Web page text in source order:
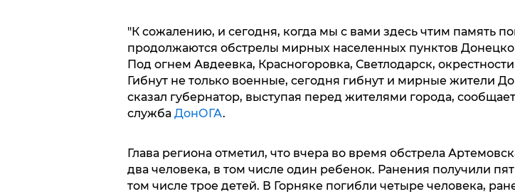
"К сожалению, и сегодня, когда мы с вами здесь чтим память
продолжаются обстрелы мирных населенных пунктов
Под огнем Авдеевка, Красногоровка, Светлодарск,
Гибнут не только военные, сегодня гибнут и мирные жители
сказал губернатор, выступая перед жителями города,
служба ДонОГА.
Глава региона отметил, что вчера во время обстрела
два человека, в том числе один ребенок. Ранения получили
том числе трое детей. В Горняке погибли четыре человека,